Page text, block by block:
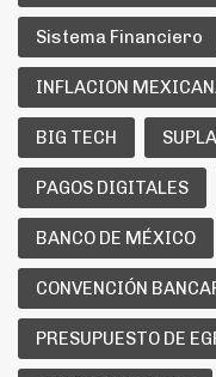
Sistema Financiero
INFLACION
BIG TECH
PAGOS DIGITALES
BANCO DE MÉXICO
CONVENCIÓN
PRESUPUESTO DE